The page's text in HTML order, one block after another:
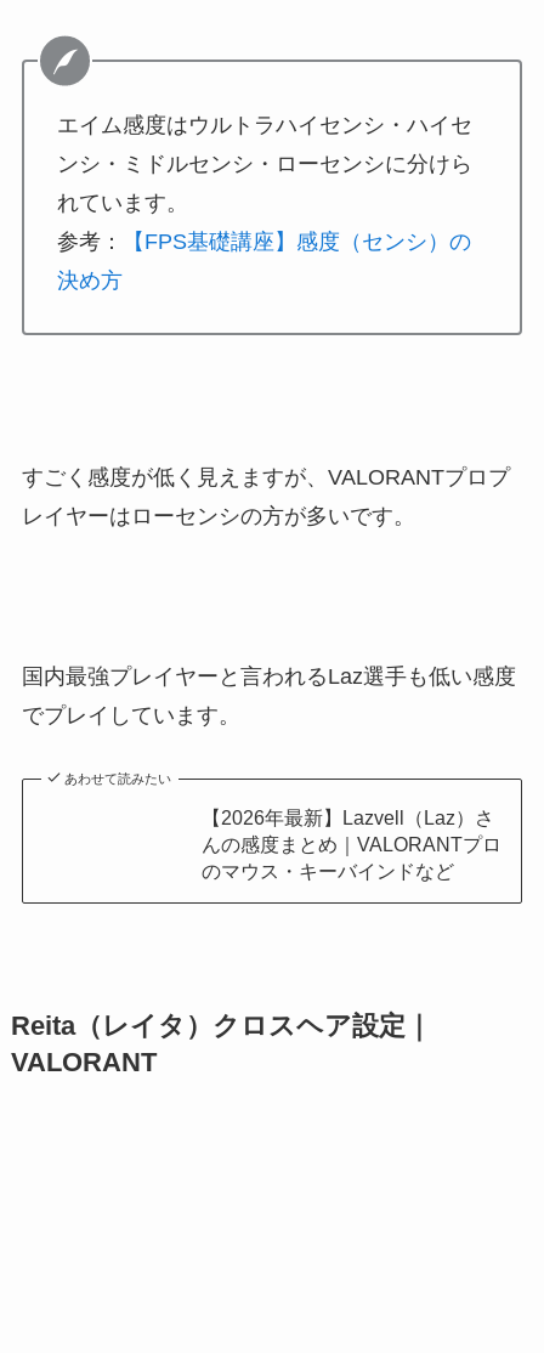
エイム感度はウルトラハイセンシ・ハイセ
ンシ・ミドルセンシ・ローセンシに分けら
れています。
参考：
【FPS基礎講座】感度（センシ）の
決め方
すごく感度が低く見えますが、VALORANTプロプ
レイヤーはローセンシの方が多いです。
国内最強プレイヤーと言われるLaz選手も低い感度
でプレイしています。
あわせて読みたい
【2026年最新】Lazvell（Laz）さ
んの感度まとめ｜VALORANTプロ
のマウス・キーバインドなど
Reita（レイタ）クロスヘア設定｜
VALORANT